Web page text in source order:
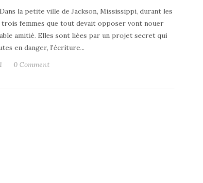
la petite ville de Jackson, Mississippi, durant les
trois femmes que tout devait opposer vont nouer
amitié. Elles sont liées par un projet secret qui
en danger, l’écriture...
0 Comment